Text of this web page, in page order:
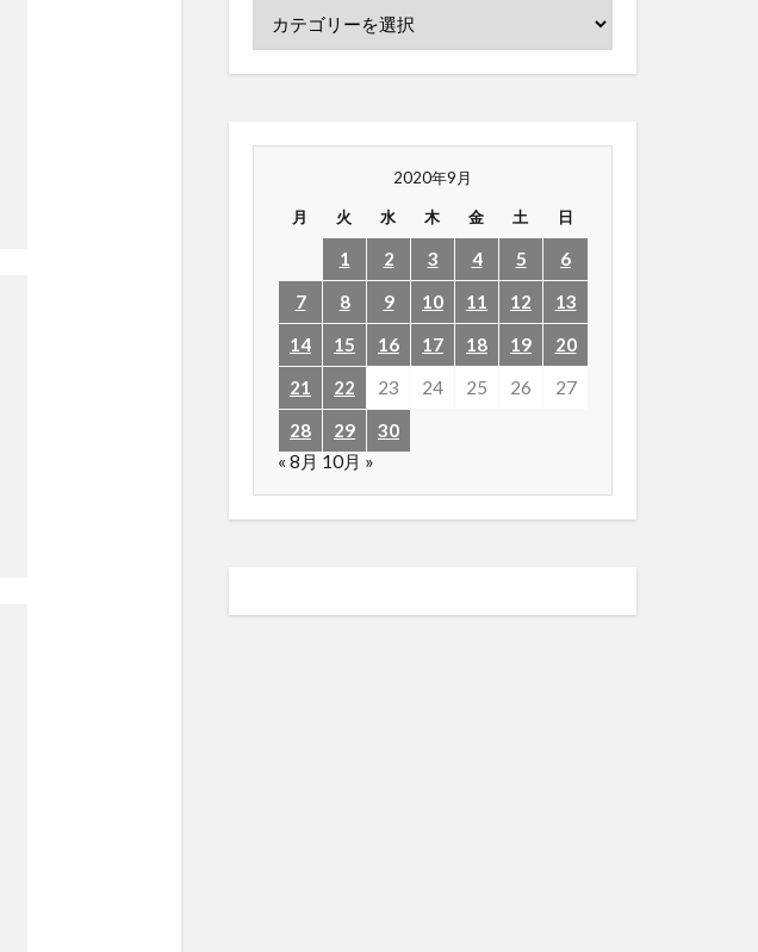
2020年9月
月 火 水 木 金 土 日
1 2 3 4 5
6
7
8 9 10 11 12
13
14
15 16 17 18 19
20
21
22 23 24 25 26
27
28
29
30
« 8月 10月 »